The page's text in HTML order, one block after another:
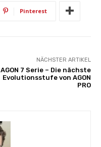
Pinterest
NÄCHSTER ARTIKEL
AGON 7 Serie – Die nächste
Evolutionsstufe von AGON
PRO